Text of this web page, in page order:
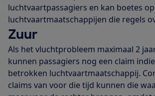
luchtvaartpassagiers en kan boetes
luchtvaartmaatschappijen die regels
Zuur
Als het vluchtprobleem maximaal 2
kunnen passagiers nog een claim
betrokken luchtvaartmaatschappij.
claims van voor die tijd kunnen die